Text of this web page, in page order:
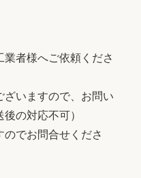
者様へご依頼くださ
いますので、お問い
の対応不可）
でお問合せくださ